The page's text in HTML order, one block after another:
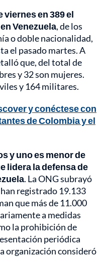
viernes en 389 el
Venezuela, de los
o doble nacionalidad,
el pasado martes. A
que, del total de
y 32 son mujeres.
y 164 militares.
y conéctese con
de Colombia y el
y uno es menor de
lidera la defensa de
. La ONG subrayó
registrado 19.133
que más de 11.000
a medidas
la prohibición de
periódica
organización consideró